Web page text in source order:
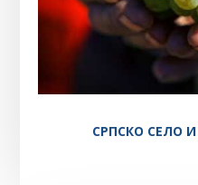
СРПСКО СЕЛО